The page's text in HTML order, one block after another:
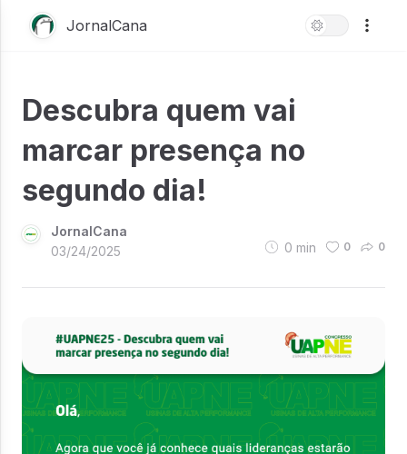
JornalCana
Descubra quem vai
marcar presença no
segundo dia!
JornalCana
03/24/2025
0 min 0 0